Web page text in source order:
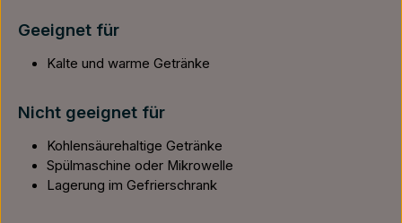
Geeignet für
Kalte und warme Getränke
Nicht geeignet für
Kohlensäurehaltige Getränke
Spülmaschine oder Mikrowelle
Lagerung im Gefrierschrank